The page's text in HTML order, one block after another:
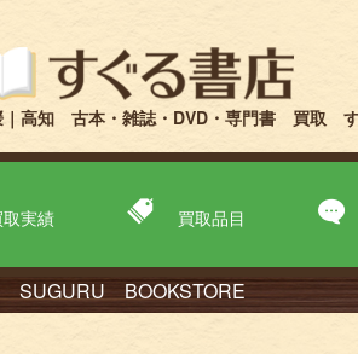
｜高知 古本・雑誌・DVD・専門書 買取
取実績 買取品目
SUGURU BOOKSTORE